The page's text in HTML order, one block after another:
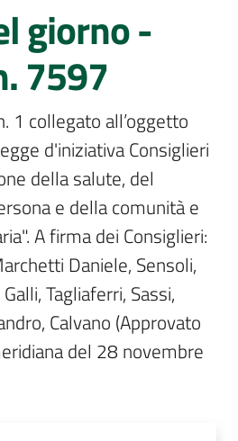
giorno -
7597
1 collegato all’oggetto
d'iniziativa Consiglieri
della salute, del
e della comunità e
A firma dei Consiglieri:
Daniele, Sensoli,
Tagliaferri, Sassi,
Calvano (Approvato
del 28 novembre